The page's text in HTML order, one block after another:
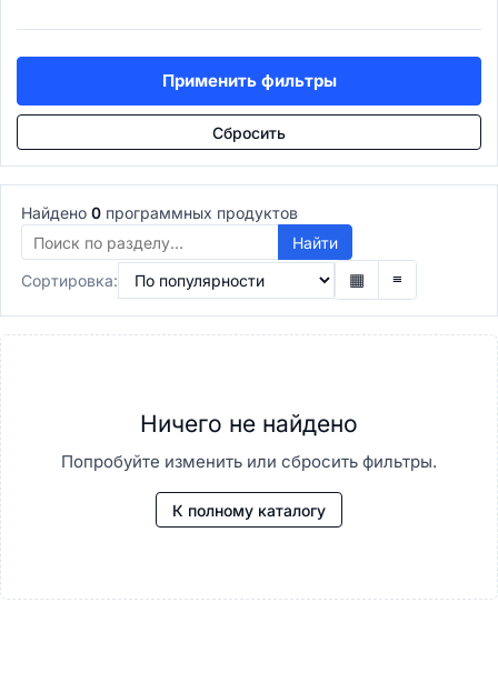
Подбор персонала (ATS)
ATS системы
Рекрутинг-платформы
Управление талантами
Обучение персонала (LMS)
LMS-системы
LXP платформы
Корпоративные университеты
E-learning авторинг
Расчёт зарплаты
Payroll системы
Управление проектами
Agile/Scrum инструменты
Управление портфелями (PPM)
Планирование ресурсов проектов
Таск-менеджеры
Применить фильтры
Сбросить
Найдено 0 программных продуктов
Найти
Сортировка:
▦ ≡
Ничего не найдено
Попробуйте изменить или сбросить фильтры.
К полному каталогу